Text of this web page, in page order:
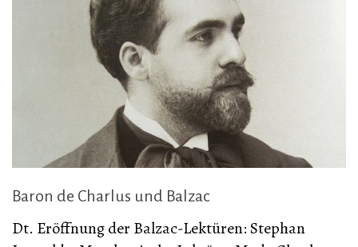
Baron de Charlus und Balzac
Dt. Eröffnung der Balzac-Lektüren: Stephan